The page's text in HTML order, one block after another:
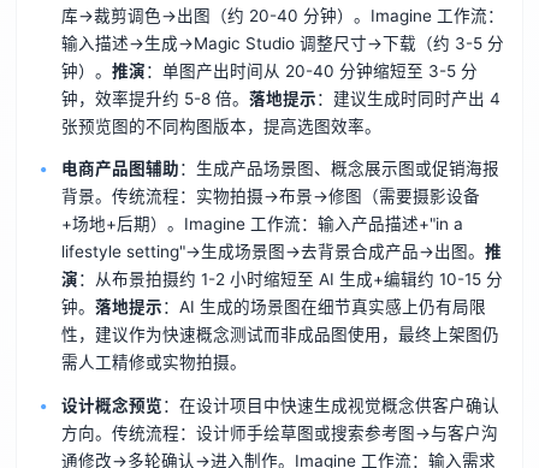
库→裁剪调色→出图（约 20-40 分钟）。Imagine 工作流：
输入描述→生成→Magic Studio 调整尺寸→下载（约 3-5 分
钟）。 推演：单图产出时间从 20-40 分钟缩短至 3-5 分
钟，效率提升约 5-8 倍。 落地提示：建议生成时同时产出 4
张预览图的不同构图版本，提高选图效率。
电商产品图辅助：生成产品场景图、概念展示图或促销海报
背景。传统流程：实物拍摄→布景→修图（需要摄影设备
+场地+后期）。Imagine 工作流：输入产品描述+"in a
lifestyle setting"→生成场景图→去背景合成产品→出图。 推
演：从布景拍摄约 1-2 小时缩短至 AI 生成+编辑约 10-15 分
钟。 落地提示：AI 生成的场景图在细节真实感上仍有局限
性，建议作为快速概念测试而非成品图使用，最终上架图仍
需人工精修或实物拍摄。
设计概念预览：在设计项目中快速生成视觉概念供客户确认
方向。传统流程：设计师手绘草图或搜索参考图→与客户沟
通修改→多轮确认→进入制作。Imagine 工作流：输入需求